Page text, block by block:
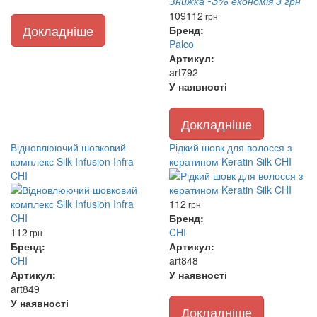
Докладніше
109112 грн
Бренд:
Palco
Артикул:
art792
У наявності
Докладніше
Відновлюючий шовковий
комплекс Silk Infusion Infra
CHI
112 грн
Бренд:
CHI
Артикул:
art849
У наявності
Рідкий шовк для волосся з
кератином Keratin Silk CHI
112 грн
Бренд:
CHI
Артикул:
art848
У наявності
Докладніше